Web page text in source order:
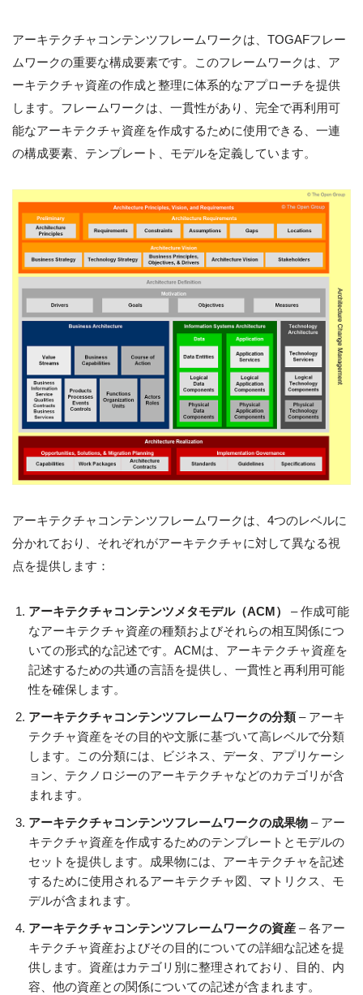
アーキテクチャコンテンツフレームワークは、TOGAFフレー
ムワークの重要な構成要素です。このフレームワークは、ア
ーキテクチャ資産の作成と整理に体系的なアプローチを提供
します。フレームワークは、一貫性があり、完全で再利用可
能なアーキテクチャ資産を作成するために使用できる、一連
の構成要素、テンプレート、モデルを定義しています。
アーキテクチャコンテンツフレームワークは、4つのレベルに
分かれており、それぞれがアーキテクチャに対して異なる視
点を提供します：
アーキテクチャコンテンツメタモデル（ACM）
– 作成可能
なアーキテクチャ資産の種類およびそれらの相互関係につ
いての形式的な記述です。ACMは、アーキテクチャ資産を
記述するための共通の言語を提供し、一貫性と再利用可能
性を確保します。
アーキテクチャコンテンツフレームワークの分類 – アーキ
テクチャ資産をその目的や文脈に基づいて高レベルで分類
します。この分類には、ビジネス、データ、アプリケーシ
ョン、テクノロジーのアーキテクチャなどのカテゴリが含
まれます。
アーキテクチャコンテンツフレームワークの成果物 – アー
キテクチャ資産を作成するためのテンプレートとモデルの
セットを提供します。成果物には、アーキテクチャを記述
するために使用されるアーキテクチャ図、マトリクス、モ
デルが含まれます。
アーキテクチャコンテンツフレームワークの資産 – 各アー
キテクチャ資産およびその目的についての詳細な記述を提
供します。資産はカテゴリ別に整理されており、目的、内
容、他の資産との関係についての記述が含まれます。